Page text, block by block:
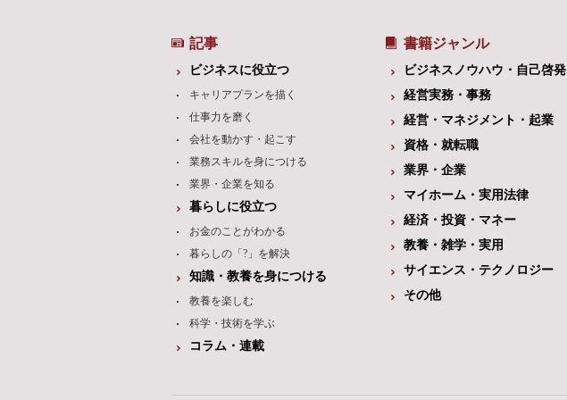
記事
ビジネスに役立つ
キャリアプランを描く
仕事力を磨く
会社を動かす・起こす
業務スキルを身につける
業界・企業を知る
暮らしに役立つ
お金のことがわかる
暮らしの「?」を解決
知識・教養を身につける
教養を楽しむ
科学・技術を学ぶ
コラム・連載
書籍ジャンル
ビジネスノウハウ・自己啓発
経営実務・事務
経営・マネジメント・起業
資格・就転職
業界・企業
マイホーム・実用法律
経済・投資・マネー
教養・雑学・実用
サイエンス・テクノロジー
その他